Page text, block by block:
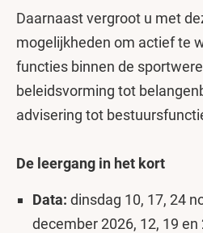
Daarnaast vergroot u met
mogelijkheden om actief te
functies binnen de
beleidsvorming tot
advisering tot
De leergang in het kort
Data: dinsdag 10, 17, 24
december 2026, 12, 19 en